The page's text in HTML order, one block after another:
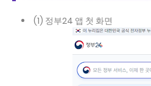
(1) 정부24 앱 첫 화면